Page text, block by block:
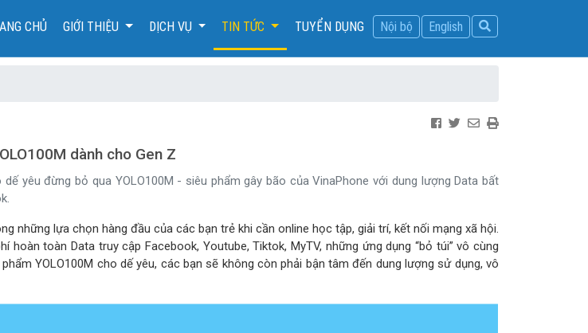
CHỦ(CURRENT)
GIỚI THIỆU DỊCH VỤ TIN TỨC TUYỂN DỤNG Nội bộ English
dành cho Gen Z
yêu đừng bỏ qua YOLO100M - siêu phẩm gây bão của VinaPhone với dung lượng Data bất
những lựa chọn hàng đầu của các bạn trẻ khi cần online học tập, giải trí, kết nối mạng xã hội.
toàn Data truy cập Facebook, Youtube, Tiktok, MyTV, những ứng dụng “bỏ túi” vô cùng
YOLO100M cho dế yêu, các bạn sẽ không còn phải bận tâm đến dung lượng sử dụng, vô